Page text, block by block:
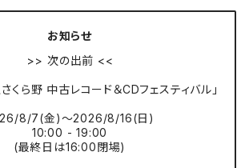
お知らせ
>> 次の出前 <<
くら野 中古レコード＆CDフェスティバル」
8/7(金)〜2026/8/16(日)
10:00 - 19:00
(最終日は16:00閉場)